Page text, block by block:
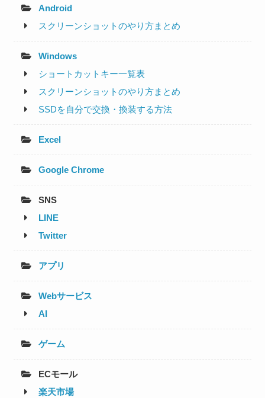
Android
スクリーンショットのやり方まとめ
Windows
ショートカットキー一覧表
スクリーンショットのやり方まとめ
SSDを自分で交換・換装する方法
Excel
Google Chrome
SNS
LINE
Twitter
アプリ
Webサービス
AI
ゲーム
ECモール
楽天市場